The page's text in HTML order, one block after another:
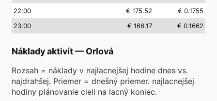
22:00 € 175.52
€ 0.1755
23:00 € 166.17 € 0.1662
Náklady aktivít— Orlová
Rozsah = náklady v najlacnejšej hodine dnes vs.
najdrahšej. Priemer = dnešný priemer. najlacnejšej
hodiny plánovanie cieli na lacný koniec.